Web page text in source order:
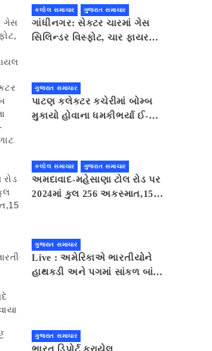
કલોલ સમાચાર ગુજરાત સમાચાર
ગાંધીનગર: સેક્ટર ચારમાં ગેસ
સિલિન્ડર વિસ્ફોટ, ચાર ફાયર
ગુજરાત સમાચાર
પાટણ કલેકટર કચેરીમાં બોમ્બ
મુકાયો હોવાના ધમકીભર્યા ઈ-
કલોલ સમાચાર ગુજરાત સમાચાર
અમદાવાદ-મહેસાણા ટોલ રોડ પર
2024માં કુલ 256 અકસ્માત,15
ગુજરાત સમાચાર
Live : અમેરિકાએ ભારતીયોને
હાથકડી અને પગમાં સાંકળ બાંધી,
ગુજરાત સમાચાર